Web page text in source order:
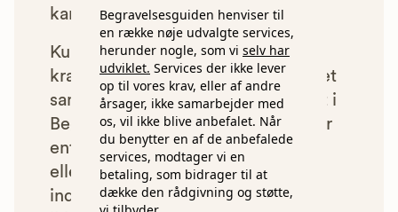
Begravelsesguiden henviser til
en række nøje udvalgte services,
herunder nogle, som vi selv har
udviklet. Services der ikke lever
op til vores krav, eller af andre
årsager, ikke samarbejder med
os, vil ikke blive anbefalet. Når
du benytter en af de anbefalede
services, modtager vi en
betaling, som bidrager til at
dække den rådgivning og støtte,
kan læse mere om vores krav
Kun bedemænd der lever op til
kravene har mulighed for at indgå et
samarbejde med os om at blive vist i
Begravelsesguiden. Bedemænd der
enten ikke lever op til vores krav,
eller som af andre årsager ikke har
indgået et samarbejde med os, vil